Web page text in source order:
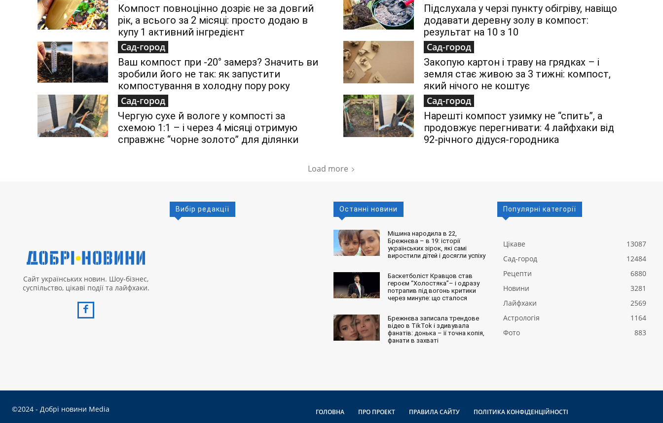
Компост повноцінно дозріє не за довгий
рік, а всього за 2 місяці: просто додаю в
купу 1 активний інгредієнт
Підслухала у черзі пункту обігріву, навіщо
додавати деревну золу в компост:
результат на 10 з 10
Сад-город
Ваш компост при -20° замерз? Значить ви
зробили його не так: як запустити
компостування в холодну пору року
Сад-город
Закопую картон і траву на грядках – і
земля стає живою за 3 тижні: компост,
який нічого не коштує
Сад-город
Чергую сухе й вологе у компості за
схемою 1:1 – і через 4 місяці отримую
справжнє “чорне золото” для ділянки
Сад-город
Нарешті компост узимку не “спить”, а
продовжує перегнивати: 4 лайфхаки від
92-річного дідуся-городника
Load more
Сайт українських новин. Шоу-бізнес,
суспільство, цікаві події та лайфхаки.
Вибір редакції Останні новини
Мішина народила в 22,
Брежнєва – в 19: історії
українських зірок, які самі
виростили дітей і досягли успіху
Баскетболіст Кравцов став
героєм “Холостяка”– і одразу
потрапив під вогонь критики
через минуле: що сталося
Брежнєва записала трендове
відео в TikTok і здивувала
фанатів: донька – її точна копія,
фанати в захваті
Популярні категорії
Цікаве
13087
Сад-город
12484
Рецепти
6880
Новини
3281
Лайфхаки
2569
Астрологія
1164
Фото
883
©2024 - Добрі новини Media ГОЛОВНА ПРО ПРОЕКТ ПРАВИЛА САЙТУ ПОЛІТИКА КОНФІДЕНЦІЙНОСТІ